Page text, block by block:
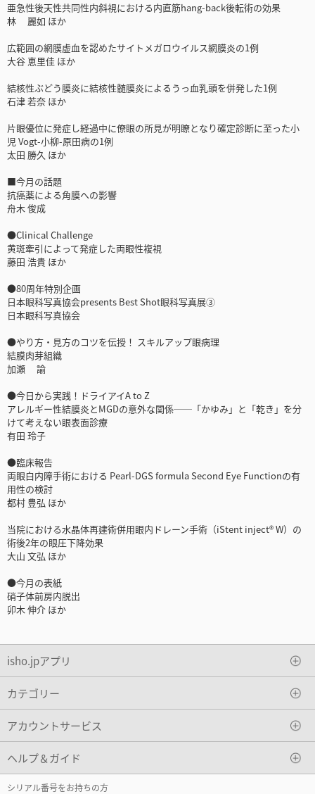
亜急性後天性共同性内斜視における内直筋hang-back後転術の効果
林 麗如 ほか
広範囲の網膜虚血を認めたサイトメガロウイルス網膜炎の1例
大谷 恵里佳 ほか
結核性ぶどう膜炎に結核性髄膜炎によるうっ血乳頭を併発した1例
石津 若奈 ほか
片眼優位に発症し経過中に僚眼の所見が明瞭となり確定診断に至った小
児 Vogt-小柳-原田病の1例
太田 勝久 ほか
■今月の話題
抗癌薬による角膜への影響
舟木 俊成
●Clinical Challenge
黄斑牽引によって発症した両眼性複視
藤田 浩貴 ほか
●80周年特別企画
日本眼科写真協会presents Best Shot眼科写真展③
日本眼科写真協会
●やり方・見方のコツを伝授！ スキルアップ眼病理
結膜肉芽組織
加瀬 諭
●今日から実践！ドライアイA to Z
アレルギー性結膜炎とMGDの意外な関係──「かゆみ」と「乾き」を分
けて考えない眼表面診療
有田 玲子
●臨床報告
両眼白内障手術における Pearl-DGS formula Second Eye Functionの有
用性の検討
都村 豊弘 ほか
当院における水晶体再建術併用眼内ドレーン手術（iStent inject® W）の
術後2年の眼圧下降効果
大山 文弘 ほか
●今月の表紙
硝子体前房内脱出
卯木 伸介 ほか
isho.jpアプリ
カテゴリー
アカウントサービス
ヘルプ＆ガイド
シリアル番号をお持ちの方